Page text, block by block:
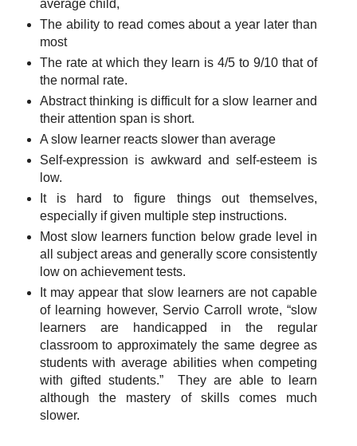
average child,
The ability to read comes about a year later than
most
The rate at which they learn is 4/5 to 9/10 that of
the normal rate.
Abstract thinking is difficult for a slow learner and
their attention span is short.
A slow learner reacts slower than average
Self-expression is awkward and self-esteem is
low.
It is hard to figure things out themselves,
especially if given multiple step instructions.
Most slow learners function below grade level in
all subject areas and generally score consistently
low on achievement tests.
It may appear that slow learners are not capable
of learning however, Servio Carroll wrote, “slow
learners are handicapped in the regular
classroom to approximately the same degree as
students with average abilities when competing
with gifted students.” They are able to learn
although the mastery of skills comes much
slower.